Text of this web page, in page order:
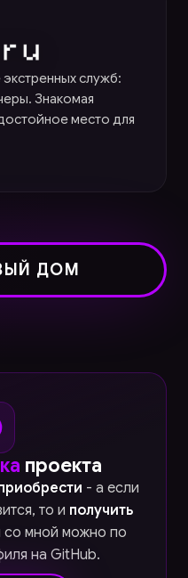
служб:
Знакомая
место для
ДОМ
проекта
- а если
то и получить
со мной можно по
на GitHub.